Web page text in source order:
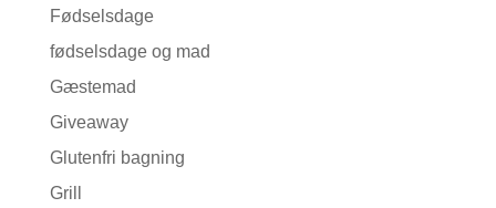
Fødselsdage
fødselsdage og mad
Gæstemad
Giveaway
Glutenfri bagning
Grill